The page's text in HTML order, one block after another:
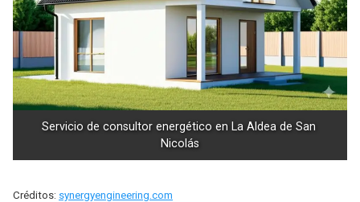
Servicio de consultor energético en La Aldea de San
Nicolás
Créditos: synergyengineering.com